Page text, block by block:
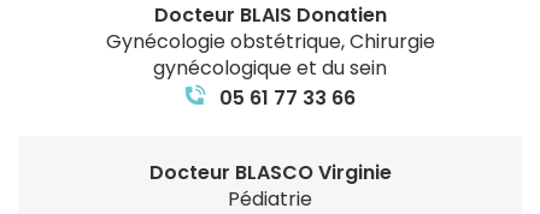
Docteur BLAIS Donatien
Gynécologie obstétrique, Chirurgie
gynécologique et du sein
05 61 77 33 66
Docteur BLASCO Virginie
Pédiatrie